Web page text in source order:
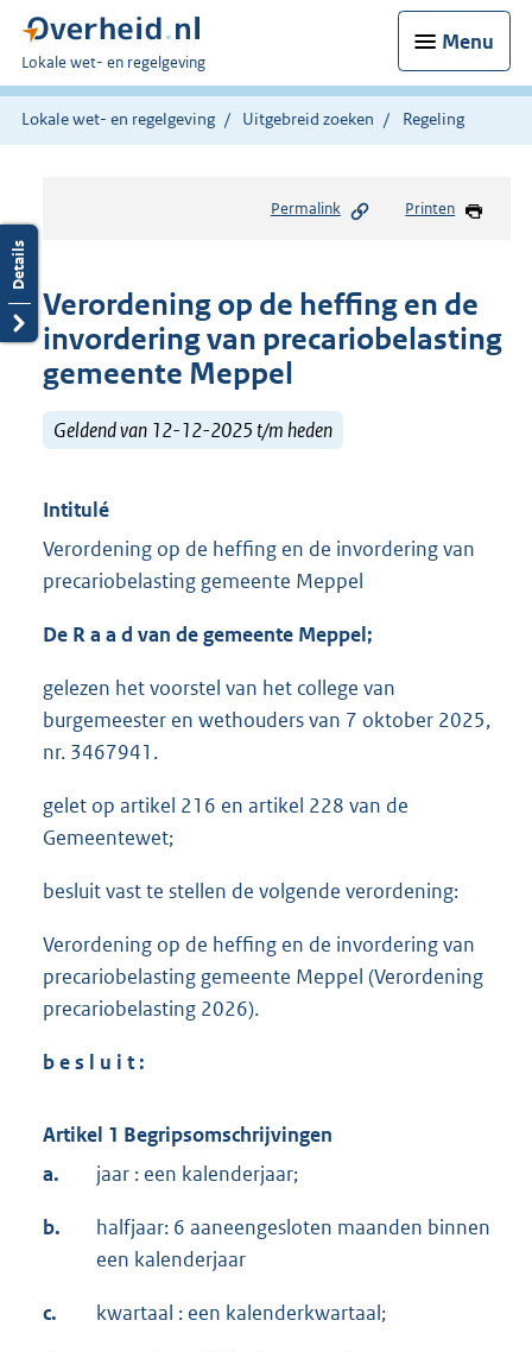
Menu
U
bent
hier:
Lokale wet- en regelgeving
Lokale wet- en regelgeving Uitgebreid zoeken Regeling
Permalink Printen
Verordening op de heffing en de
invordering van precariobelasting
gemeente Meppel
Geldend van 12-12-2025 t/m heden
Intitulé
Verordening op de heffing en de invordering van
precariobelasting gemeente Meppel
De R a a d van de gemeente Meppel;
gelezen het voorstel van het college van
burgemeester en wethouders van 7 oktober 2025,
nr. 3467941.
gelet op artikel 216 en artikel 228 van de
Gemeentewet;
besluit vast te stellen de volgende verordening:
Verordening op de heffing en de invordering van
precariobelasting gemeente Meppel (Verordening
precariobelasting 2026).
be s l u i t :
Artikel 1 Begripsomschrijvingen
a.
jaar : een kalenderjaar;
b.
halfjaar: 6 aaneengesloten maanden binnen
een kalenderjaar
c. kwartaal : een kalenderkwartaal;